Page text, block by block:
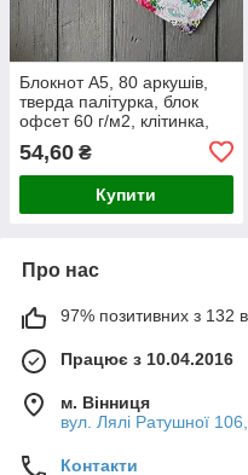
Блокнот А5, 80 аркушів,
тверда палітурка, блок
офсет 60 г/м2, клітинка,
54,60 ₴
Купити
Про нас
97% позитивних з 132
Працює з 10.04.2016
м. Вінниця
вул. Лялі Ратушної
Контакти